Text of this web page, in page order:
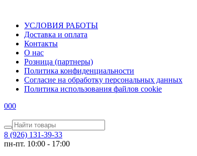
УСЛОВИЯ РАБОТЫ
Доставка и оплата
Контакты
О наc
Розница (партнеры)
Политика конфиденциальности
Согласие на обработку персональных данных
Политика использования файлов сookie
000
8 (926) 131-39-33
пн-пт. 10:00 - 17:00